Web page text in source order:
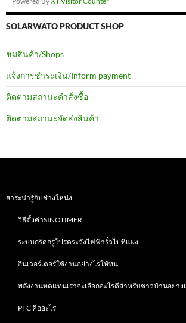
SOLARWATO PRODUCT SHOP
ชมสินค้า/Shops
แจ้งการชำระเงิน/Inform payment
ติดตามสถานะคำสั่งซื้อ
ติดตามสถานะจัดส่งสินค้า
สาระน่ารู้กับช่างโหน่ง
วิธีตั้งค่าSINOTIMER
ระบบกริดกรูโปรดระวังไฟฟ้ารั่วไปที่แผง
อินเวอร์เตอร์ใช้งานอย่างไรให้ทน
พลังงานทดแทนเราจะเลือกอะไรดีสำหรับชาวบ้านอย่าง
PFC คืออะไร